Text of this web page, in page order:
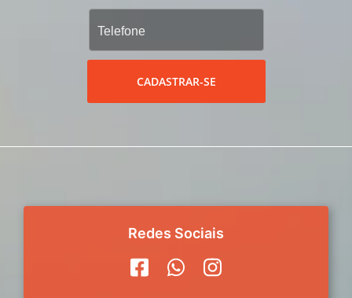
CADASTRAR-SE
Redes Sociais